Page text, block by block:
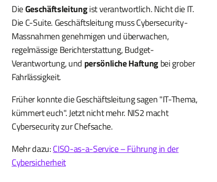
DieGeschäftsleitungist verantwortlich. Nicht die IT.
Die C-Suite. Geschäftsleitung muss Cybersecurity-
Massnahmen genehmigen und überwachen,
regelmässige Berichterstattung, Budget-
Verantwortung, und persönliche Haftungbei grober
Fahrlässigkeit.
Früher konnte die Geschäftsleitung sagen "IT-Thema,
kümmert euch". Jetzt nicht mehr. NIS2 macht
Cybersecurity zur Chefsache.
Mehr dazu:CISO-as-a-Service – Führung in der
Cybersicherheit